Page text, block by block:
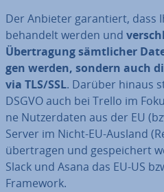
Der Anbieter ga­ran­tiert, dass
behandelt werden und
Über­tra­gung sämt­li­cher
gen werden, sondern auch
via TLS/SSL. Darüber hinaus
DSGVO auch bei Trello im
ne Nut­zer­da­ten aus der EU
Server im Nicht-EU-Ausland
über­tra­gen und ge­spei­chert
Slack und Asana das EU-US
Framework.